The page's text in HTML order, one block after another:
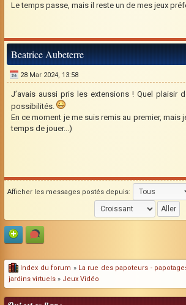
Le temps passe, mais il reste un de mes jeux
Beatrice Aubeterre
28 Mar 2024, 13:58
J’avais aussi pris les extensions ! Quel plaisir
possibilités.
En ce moment je me suis remis au premier, mais
temps de jouer...)
Afficher les messages postés depuis:
Index du forum » La rue des papoteurs -
jardins virtuels » Jeux Vidéo